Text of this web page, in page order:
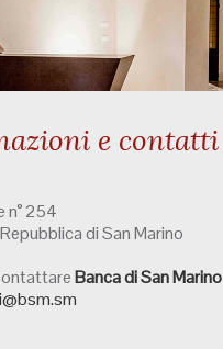
e contatti
n° 254
di San Marino
Banca di San Marino